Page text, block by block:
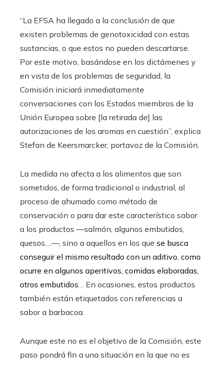
“La EFSA ha llegado a la conclusión de que
existen problemas de genotoxicidad con estas
sustancias, o que estos no pueden descartarse.
Por este motivo, basándose en los dictámenes y
en vista de los problemas de seguridad, la
Comisión iniciará inmediatamente
conversaciones con los Estados miembros de la
Unión Europea sobre [la retirada de] las
autorizaciones de los aromas en cuestión”, explica
Stefan de Keersmarcker, portavoz de la Comisión.
La medida no afecta a los alimentos que son
sometidos, de forma tradicional o industrial, al
proceso de ahumado como método de
conservación o para dar este característico sabor
a los productos —salmón, algunos embutidos,
quesos….—, sino a aquellos en los que se busca
conseguir el mismo resultado con un aditivo, como
ocurre en algunos aperitivos, comidas elaboradas,
otros embutidos… En ocasiones, estos productos
también están etiquetados con referencias a
sabor a barbacoa.
Aunque este no es el objetivo de la Comisión, este
paso pondrá fin a una situación en la que no es